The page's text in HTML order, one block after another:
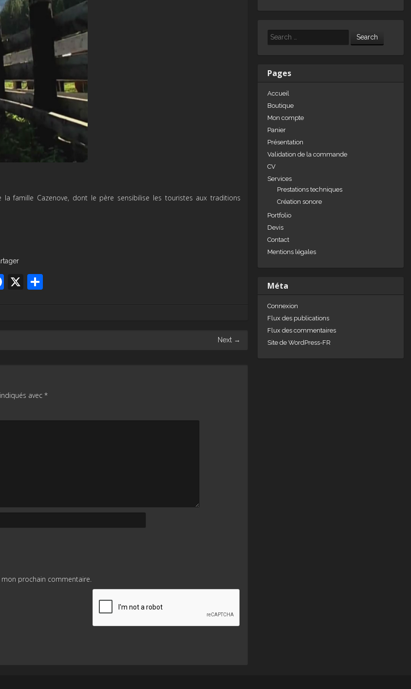
famille Cazenove, dont le père sensibilise les touristes aux traditions
Facebook
X
Next →
avec *
prochain commentaire.
e
n
o
g
Search
Pages
Accueil
Boutique
Mon compte
Panier
Présentation
Validation de la commande
CV
Services
Prestations techniques
Création sonore
Portfolio
Devis
Contact
Mentions légales
Méta
Connexion
Flux des publications
Flux des commentaires
Site de WordPress-FR